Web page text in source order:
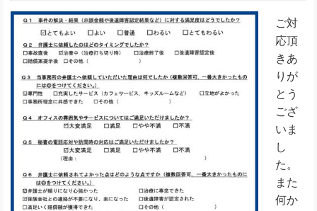
ご対
応頂
きあ
りが
とう
ござ
いま
し
た。
また
何か